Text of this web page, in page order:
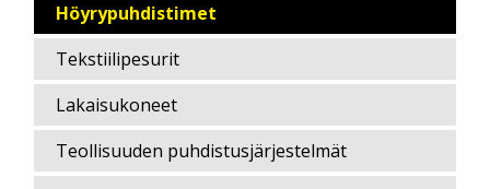
Höyrypuhdistimet
Tekstiilipesurit
Lakaisukoneet
Teollisuuden puhdistusjärjestelmät